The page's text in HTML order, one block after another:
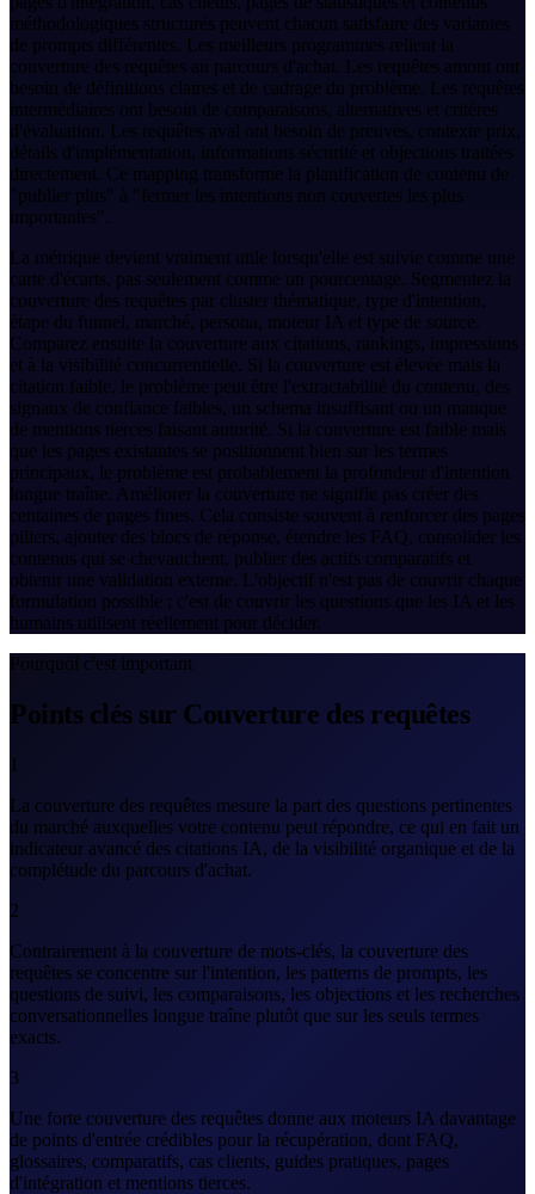
méthodologiques structurés peuvent chacun satisfaire des variantes
de prompts différentes. Les meilleurs programmes relient la
couverture des requêtes au parcours d'achat. Les requêtes amont ont
besoin de définitions claires et de cadrage du problème. Les requêtes
intermédiaires ont besoin de comparaisons, alternatives et critères
d'évaluation. Les requêtes aval ont besoin de preuves, contexte prix,
détails d'implémentation, informations sécurité et objections traitées
directement. Ce mapping transforme la planification de contenu de
"publier plus" à "fermer les intentions non couvertes les plus
importantes".
La métrique devient vraiment utile lorsqu'elle est suivie comme une
carte d'écarts, pas seulement comme un pourcentage. Segmentez la
couverture des requêtes par cluster thématique, type d'intention,
étape du funnel, marché, persona, moteur IA et type de source.
Comparez ensuite la couverture aux citations, rankings, impressions
et à la visibilité concurrentielle. Si la couverture est élevée mais la
citation faible, le problème peut être l'extractabilité du contenu, des
signaux de confiance faibles, un schema insuffisant ou un manque
de mentions tierces faisant autorité. Si la couverture est faible mais
que les pages existantes se positionnent bien sur les termes
principaux, le problème est probablement la profondeur d'intention
longue traîne. Améliorer la couverture ne signifie pas créer des
centaines de pages fines. Cela consiste souvent à renforcer des pages
piliers, ajouter des blocs de réponse, étendre les FAQ, consolider les
contenus qui se chevauchent, publier des actifs comparatifs et
obtenir une validation externe. L'objectif n'est pas de couvrir chaque
formulation possible ; c'est de couvrir les questions que les IA et les
humains utilisent réellement pour décider.
Pourquoi c'est important
Points clés sur Couverture des requêtes
1
La couverture des requêtes mesure la part des questions pertinentes
du marché auxquelles votre contenu peut répondre, ce qui en fait un
indicateur avancé des citations IA, de la visibilité organique et de la
complétude du parcours d'achat.
2
Contrairement à la couverture de mots-clés, la couverture des
requêtes se concentre sur l'intention, les patterns de prompts, les
questions de suivi, les comparaisons, les objections et les recherches
conversationnelles longue traîne plutôt que sur les seuls termes
exacts.
3
Une forte couverture des requêtes donne aux moteurs IA davantage
de points d'entrée crédibles pour la récupération, dont FAQ,
glossaires, comparatifs, cas clients, guides pratiques, pages
d'intégration et mentions tierces.